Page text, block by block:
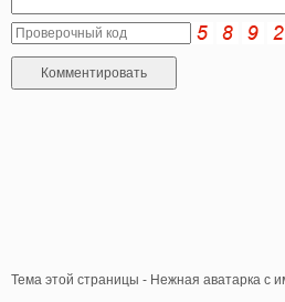
Тема этой страницы - Нежная аватарка с